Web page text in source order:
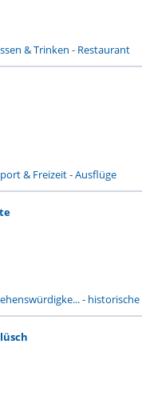
& Trinken - Restaurant
& Freizeit-Ausflüge
- historische